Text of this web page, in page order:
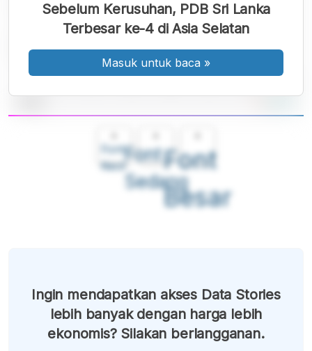
Font
Kecil
Font
Sedang
Font
Besar
Sebelum Kerusuhan, PDB Sri Lanka
Terbesar ke-4 di Asia Selatan
Masuk untuk baca »
Ingin mendapatkan akses Data Stories
lebih banyak dengan harga lebih
ekonomis? Silakan berlangganan.